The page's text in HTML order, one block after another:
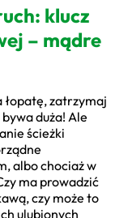
klucz
– mądre
łopatę, zatrzymaj
duża! Ale
ścieżki
albo chociaż w
ma prowadzić
czy może to
ulubionych